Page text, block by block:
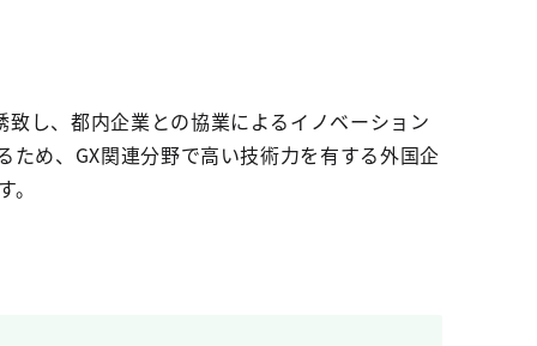
し、都内企業との協業によるイノベーション
め、GX関連分野で高い技術力を有する外国企